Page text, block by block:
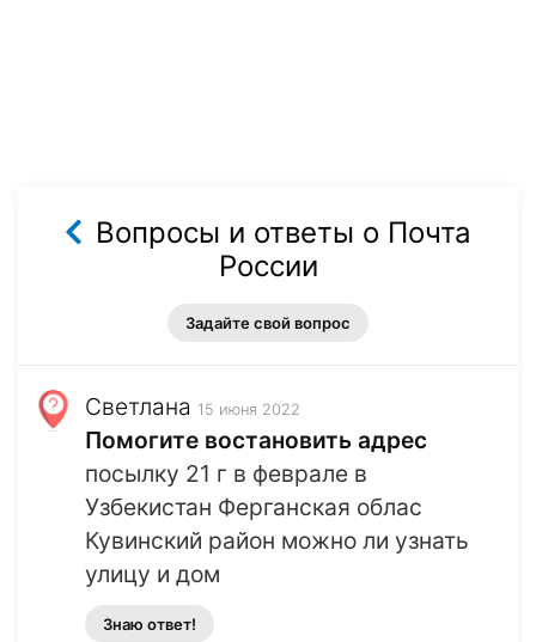
Вопросы и ответы о Почта
России
Задайте свой вопрос
Светлана 15 июня 2022
Помогите востановить адрес
посылку 21 г в феврале в
Узбекистан Ферганская облас
Кувинский район можно ли узнать
улицу и дом
Знаю ответ!